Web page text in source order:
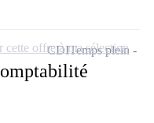
CDITemps plein
cette offre à ma sélection